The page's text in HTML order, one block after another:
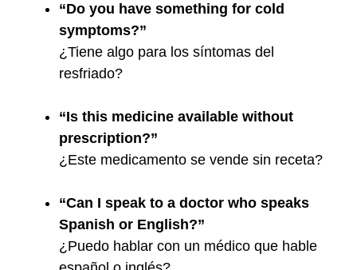
“Do you have something for cold
symptoms?”
¿Tiene algo para los síntomas del
resfriado?
“Is this medicine available without
prescription?”
¿Este medicamento se vende sin receta?
“Can I speak to a doctor who speaks
Spanish or English?”
¿Puedo hablar con un médico que hable